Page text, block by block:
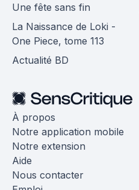
Une fête sans fin
La Naissance de Loki -
One Piece, tome 113
Actualité BD
À propos
Notre application mobile
Notre extension
Aide
Nous contacter